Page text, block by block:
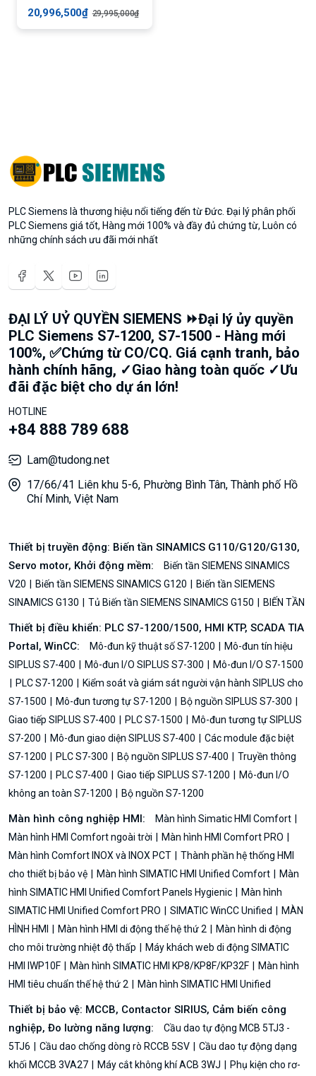
20,996,500₫ 29,995,000₫
PLC Siemens là thương hiệu nổi tiếng đến từ Đức. Đại lý phân phối
PLC Siemens giá tốt, Hàng mới 100% và đầy đủ chứng từ, Luôn có
những chính sách ưu đãi mới nhất
ĐẠI LÝ UỶ QUYỀN SIEMENS ⏩Đại lý ủy quyền
PLC Siemens S7-1200, S7-1500 - Hàng mới
100%, ✅Chứng từ CO/CQ. Giá cạnh tranh, bảo
hành chính hãng, ✓Giao hàng toàn quốc ✓Ưu
đãi đặc biệt cho dự án lớn!
HOTLINE
+84 888 789 688
Lam@tudong.net
17/66/41 Liên khu 5-6, Phường Bình Tân, Thành phố Hồ
Chí Minh, Việt Nam
Thiết bị truyền động: Biến tần SINAMICS G110/G120/G130,
Servo motor, Khởi động mềm:
Biến tần SIEMENS SINAMICS
V20
Biến tần SIEMENS SINAMICS G120
Biến tần SIEMENS
SINAMICS G130
Tủ Biến tần SIEMENS SINAMICS G150 BIẾN TẦN
Thiết bị điều khiển: PLC S7-1200/1500, HMI KTP, SCADA TIA
Portal, WinCC:
Mô-đun kỹ thuật số S7-1200
Mô-đun tín hiệu
SIPLUS S7-400
Mô-đun I/O SIPLUS S7-300
Mô-đun I/O S7-1500
PLC S7-1200
Kiểm soát và giám sát người vận hành SIPLUS cho
S7-1500
Mô-đun tương tự S7-1200
Bộ nguồn SIPLUS S7-300
Giao tiếp SIPLUS S7-400
PLC S7-1500
Mô-đun tương tự SIPLUS
S7-200
Mô-đun giao diện SIPLUS S7-400
Các module đặc biệt
S7-1200
PLC S7-300 Bộ nguồn SIPLUS S7-400
Truyền thông
S7-1200
PLC S7-400 Giao tiếp SIPLUS S7-1200
Mô-đun I/O
không an toàn S7-1200
Bộ nguồn S7-1200
Màn hình công nghiệp HMI:
Màn hình Simatic HMI Comfort
Màn hình HMI Comfort ngoài trời
Màn hình HMI Comfort PRO
Màn hình Comfort INOX và INOX PCT
Thành phần hệ thống HMI
cho thiết bị bảo vệ
Màn hình SIMATIC HMI Unified Comfort
Màn
hình SIMATIC HMI Unified Comfort Panels Hygienic
Màn hình
SIMATIC HMI Unified Comfort PRO
SIMATIC WinCC Unified
MÀN
HÌNH HMI
Màn hình HMI di động thế hệ thứ 2
Màn hình di động
cho môi trường nhiệt độ thấp
Máy khách web di động SIMATIC
HMI IWP10F
Màn hình SIMATIC HMI KP8/KP8F/KP32F
Màn hình
HMI tiêu chuẩn thế hệ thứ 2
Màn hình SIMATIC HMI Unified
Thiết bị bảo vệ: MCCB, Contactor SIRIUS, Cảm biến công
nghiệp, Đo lường năng lượng:
Cầu dao tự động MCB 5TJ3 -
5TJ6
Cầu dao chống dòng rò RCCB 5SV
Cầu dao tự động dạng
khối MCCB 3VA27
Máy cắt không khí ACB 3WJ
Phụ kiện cho rơ-